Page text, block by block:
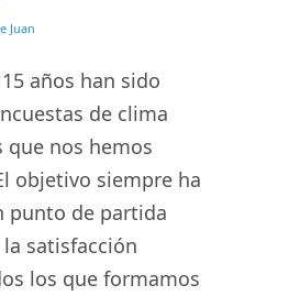
nuestra
Juan
años han sido
de clima
que nos hemos
objetivo siempre ha
punto de partida
satisfacción
los que formamos